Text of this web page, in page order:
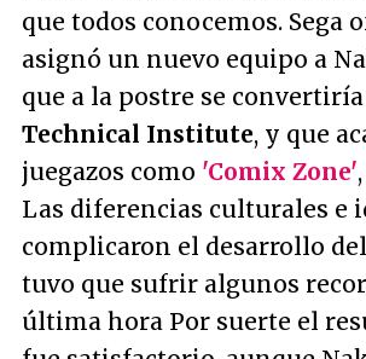
que todos conocemos. Sega
asignó un nuevo equipo a
que a la postre se
Technical Institute, y que
juegazos como 'Comix Zone'
Las diferencias culturales e
complicaron el desarrollo
tuvo que sufrir algunos
última hora Por suerte el